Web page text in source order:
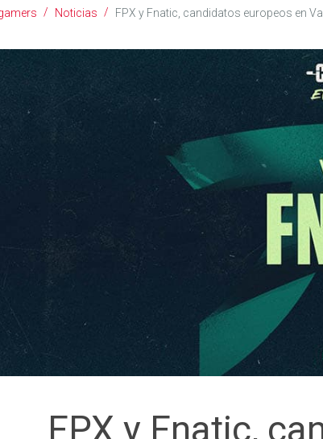
Noticias FPX y Fnatic, candidatos europeos en
FPX y Fnatic,